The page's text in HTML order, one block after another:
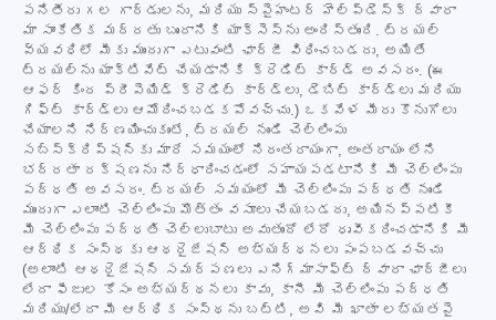
పనితీరు గల గార్డులను, మరియు స్పైహంటర్ హెల్ప్‌డెస్క్ ద్వారా
మా సాంకేతిక మద్దతు బృందానికి యాక్సెస్‌ను అందిస్తుంది. ట్రయల్
వ్యవధిలో మీకు ముందుగా ఎటువంటి ఛార్జీ విధించబడదు, అయితే
ట్రయల్‌ను యాక్టివేట్ చేయడానికి క్రెడిట్ కార్డ్ అవసరం. (ఈ
ఆఫర్ కింద ప్రీపెయిడ్ క్రెడిట్ కార్డ్‌లు, డెబిట్ కార్డ్‌లు మరియు
గిఫ్ట్ కార్డ్‌లు ఆమోదించబడకపోవచ్చు.) ఒకవేళ మీరు కొనుగోలు
చేయాలని నిర్ణయించుకుంటే, ట్రయల్ నుండి చెల్లింపు
సబ్‌స్క్రిప్షన్‌కు మారే సమయంలో నిరంతరాయంగా, అంతరాయం లేని
భద్రతా రక్షణను నిర్ధారించడంలో సహాయపడటానికి మీ చెల్లింపు
పద్ధతి అవసరం. ట్రయల్ సమయంలో మీ చెల్లింపు పద్ధతి నుండి
ముందుగా ఎలాంటి చెల్లింపు మొత్తం వసూలు చేయబడదు, అయినప్పటికీ
మీ చెల్లింపు పద్ధతి చెల్లుబాటు అవుతుందో లేదో ధృవీకరించడానికి మీ
ఆర్థిక సంస్థకు ఆథరైజేషన్ అభ్యర్థనలు పంపబడవచ్చు
(అలాంటి ఆథరైజేషన్ సమర్పణలు ఎనిగ్మాసాఫ్ట్ ద్వారా ఛార్జీలు
లేదా ఫీజుల కోసం అభ్యర్థనలు కావు, కానీ మీ చెల్లింపు పద్ధతి
మరియు/లేదా మీ ఆర్థిక సంస్థను బట్టి, అవి మీ ఖాతా లభ్యతపై